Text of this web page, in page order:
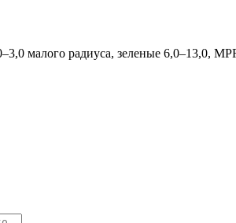
малого радиуса, зеленые 6,0–13,0,